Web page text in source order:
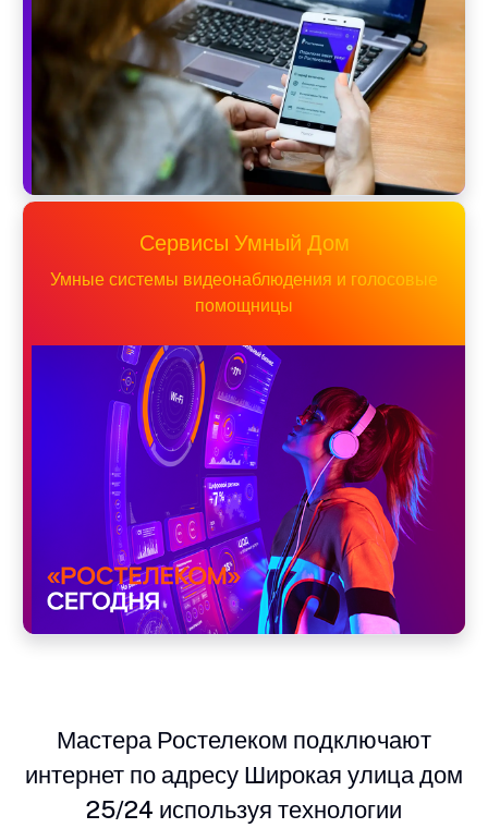
Сервисы Умный Дом
Умные системы видеонаблюдения и голосовые
помощницы
Мастера Ростелеком подключают
интернет по адресу Широкая улица дом
25/24 используя технологии